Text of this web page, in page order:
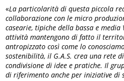
«La particolarità di questa piccola
collaborazione con le micro
casearie, tipiche della bassa e media
attività mantengono di fatto il
antropizzato così come lo
sostenibilità, il G.A.S. crea una rete
condivisione di idee e pratiche. Il
di riferimento anche per iniziative di